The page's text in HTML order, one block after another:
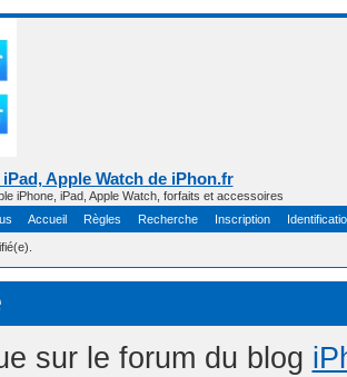
Apple Watch de iPhon.fr
iPhone, iPad, Apple Watch, forfaits et accessoires
Accueil Règles Recherche Inscription
sur le forum du blog